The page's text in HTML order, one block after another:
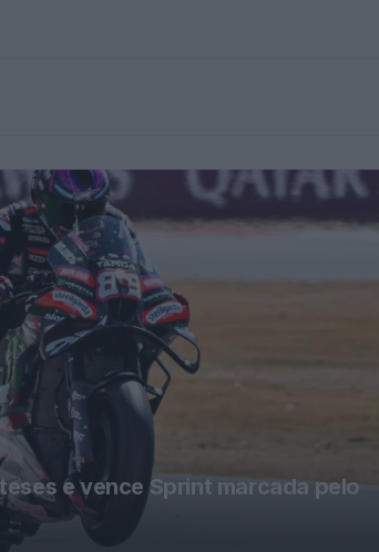
e vence Sprint marcada pelo